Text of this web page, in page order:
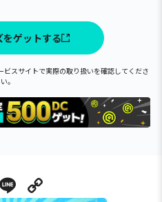
をゲットする
スサイトで実際の取り扱いを確認してくださ
い。
X Line